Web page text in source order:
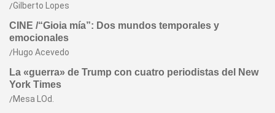
Gilberto Lopes
CINE /“Gioia mía”: Dos mundos temporales y
emocionales
Hugo Acevedo
La «guerra» de Trump con cuatro periodistas del New
York Times
Mesa LOd.